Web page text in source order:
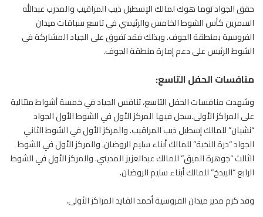
حقق الجواد توما هوك لمالك الإسطبل ذيب المراقيب والمدرب عبدالله
السمرين كأس الشوط الخامس والرئيسي في تاسع سباقات ميدان
الفروسيةبمنطقة الجوف. وبذلك فقد تفوق على الجياد المشاركة في
الشوط الرئيس على دعم إمارة منطقة الجوف.
منافسات الحفل التاسع:
وشهدت منافسات الحفل التاسع، تنافس الجياد في خمسة أشواط متتالية
على المراكز الأولى.سجل فيها المركز الأول في الشوط الأول الجواد
“نشيان” للمالك إسطبل ذيب المراقيب. والمركز الأول في الشوط الثاني
الجواد “درة النخبة” للمالك أبناء سليم الروضان. والمركز الأول في الشوط
الثالث “جوهرة الميق” للمالك عبدالعزيز المديني. والمركز الأول في الشوط
الرابع “البيدخ” للمالك أبناء سليم الروضان.
وقد كرم مدير ميدانالفروسيةأحمد القايد المراكز الأولى.